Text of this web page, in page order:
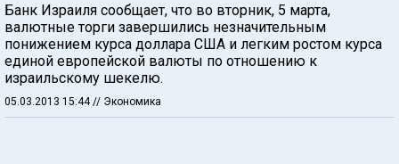
Банк Израиля сообщает, что во вторник, 5 марта,
валютные торги завершились незначительным
понижением курса доллара США и легким ростом курса
единой европейской валюты по отношению к
израильскому шекелю.
05.03.2013 15:44 // Экономика